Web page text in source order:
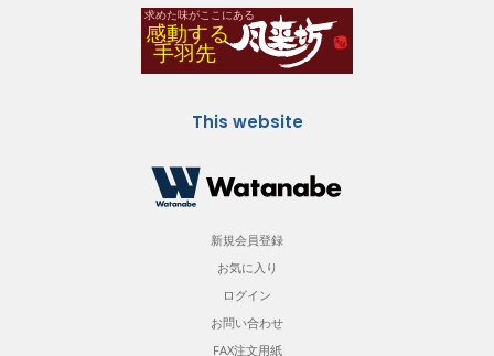
This website
新規会員登録
お気に入り
ログイン
お問い合わせ
FAX注文用紙